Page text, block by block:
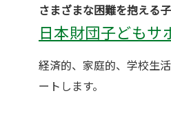
日本財団子どもサ
さまざまな困難を抱える
経済的、家庭的、学校生
ートします。